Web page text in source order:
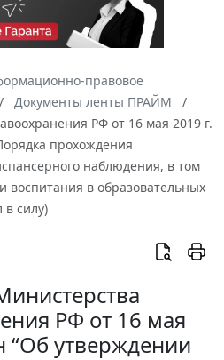
правовое
Документы ленты ПРАЙМ
РФ от 16 мая 2019 г.
прохождения
наблюдения, в том
воспитания в образовательных
в силу)
РФ от 16 мая
“Об утверждении